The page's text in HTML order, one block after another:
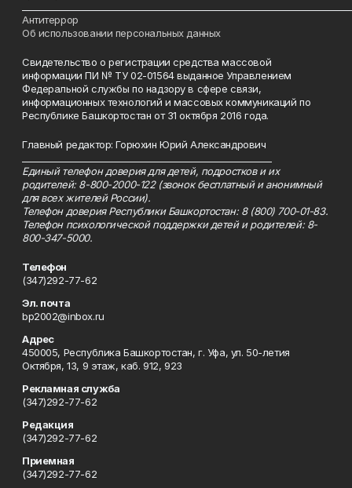
Антитеррор
Об использовании персональных данных
Свидетельство о регистрации средства массовой
информации ПИ № ТУ 02-01564 выданное Управлением
Федеральной службы по надзору в сфере связи,
информационных технологий и массовых коммуникаций по
Республике Башкортостан от 31 октября 2016 года.
Главный редактор: Горюхин Юрий Александрович
Единый телефон доверия для детей, подростков и их
родителей: 8-800-2000-122 (звонок бесплатный и анонимный
для всех жителей России).
Телефон доверия Республики Башкортостан: 8 (800) 700-01-83.
Телефон психологической поддержки детей и родителей: 8-
800-347-5000.
Телефон
(347)292-77-62
Эл. почта
bp2002@inbox.ru
Адрес
450005, Республика Башкортостан, г. Уфа, ул. 50-летия
Октября, 13, 9 этаж, каб. 912, 923
Рекламная служба
(347)292-77-62
Редакция
(347)292-77-62
Приемная
(347)292-77-62